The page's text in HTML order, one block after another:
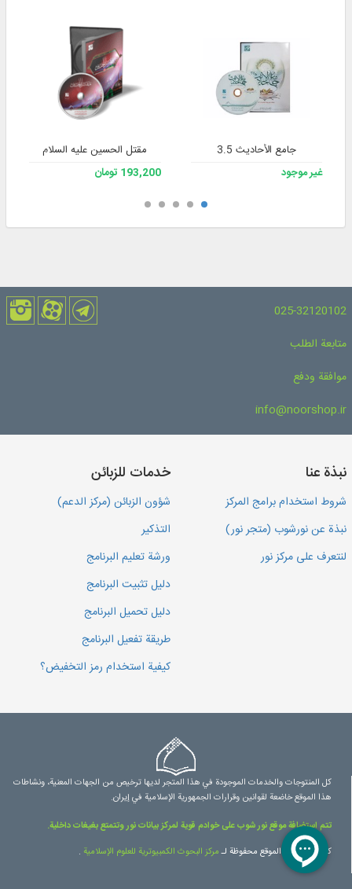
جامع الأحاديث 3.5
غير موجود
مقتل الحسین علیه السلام
193,200 تومان
025-32120102
متابعة الطلب
موافقة ودفع
info@noorshop.ir
نبذة عنا
شروط استخدام برامج المركز
نبذة عن نورشوب (متجر نور)
لنتعرف على مركز نور
خدمات للزبائن
شؤون الزبائن (مركز الدعم)
التذكير
ورشة تعليم البرنامج
دليل تثبيت البرنامج
دليل تحميل البرنامج
طريقة تفعيل البرنامج
كيفية استخدام رمز التخفيض؟
كل المنتوجات والخدمات الموجودة في هذا المتجر لديها ترخيص من الجهات المعنية، ونشاطات
هذا الموقع خاضعة لقوانين وقرارات الجمهورية الإسلامية في إيران.
تتم استضافة موقع نور شوب على خوادم قوية لمركز بيانات نور وتتمتع بغيغات داخلية.
كل حقوق هذا الموقع محفوظة لـمرکز البحوث الكمبيوترية للعلوم الإسلامية .